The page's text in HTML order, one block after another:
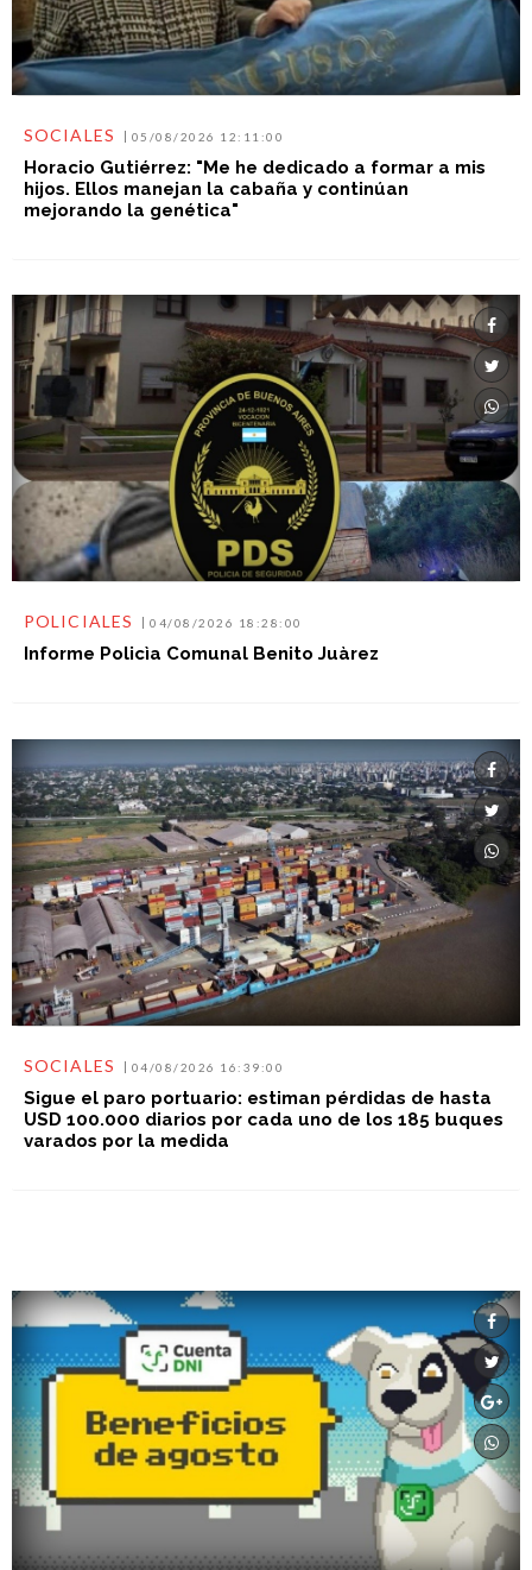
SOCIALES 05/08/2026 12:11:00
Horacio Gutiérrez: "Me he dedicado a formar a mis
hijos. Ellos manejan la cabaña y continúan
mejorando la genética"
POLICIALES 04/08/2026 18:28:00
Informe Policìa Comunal Benito Juàrez
SOCIALES 04/08/2026 16:39:00
Sigue el paro portuario: estiman pérdidas de hasta
USD 100.000 diarios por cada uno de los 185 buques
varados por la medida